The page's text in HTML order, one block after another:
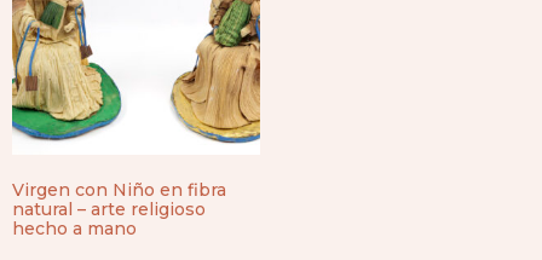
Virgen con Niño en fibra
natural – arte religioso
hecho a mano